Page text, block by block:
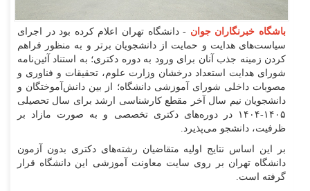
باشگاه خبرنگاران جوان - دانشگاه تهران اعلام کرده بود در اجرای
سیاست‌های هدایت و حمایت از دانشجویان برتر و به منظور فراهم
کردن زمینه جذب آنان برای ورود به دوره دکتری؛ به استناد آئین‌نامه
شورای هدایت استعداد درخشان وزارت علوم، تحقیقات و فناوری و
مصوبات داخلی شورای آموزشی دانشگاه؛ از بین دانش‌آموختگان و
دانشجویان نیم سال آخر مقطع کارشناسی ارشد برای سال تحصیلی
۱۴۰۵-۱۴۰۴ در دوره‌های دکتری تخصصی و به صورت مازاد بر
ظرفیت، دانشجو می‌پذیرد.
بر این اساس نتایج اولیه متقاضیان رشته‌های دکتری بدون آزمون
دانشگاه تهران بر روی سایت معاونت آموزشی این دانشگاه قرار
گرفته است.